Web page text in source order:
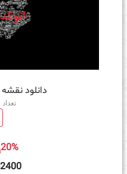
دانلود
20%
142400